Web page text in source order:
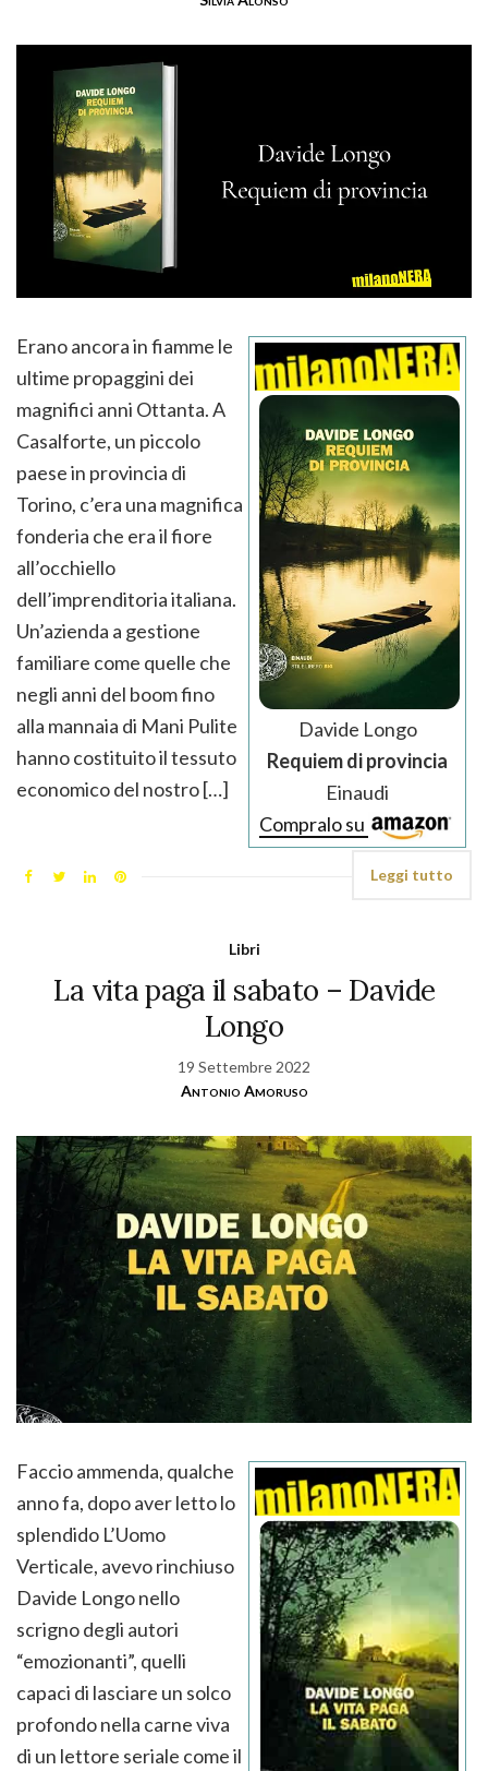
Davide Longo
Requiem di provincia
Einaudi
Compralo su
Erano ancora in fiamme le
ultime propaggini dei
magnifici anni Ottanta. A
Casalforte, un piccolo
paese in provincia di
Torino, c’era una magnifica
fonderia che era il fiore
all’occhiello
dell’imprenditoria italiana.
Un’azienda a gestione
familiare come quelle che
negli anni del boom fino
alla mannaia di Mani Pulite
hanno costituito il tessuto
economico del nostro […]
Leggi tutto
Libri
La vita paga il sabato – Davide
Longo
19 Settembre 2022
Antonio Amoruso
Faccio ammenda, qualche
anno fa, dopo aver letto lo
splendido L’Uomo
Verticale, avevo rinchiuso
Davide Longo nello
scrigno degli autori
“emozionanti”, quelli
capaci di lasciare un solco
profondo nella carne viva
di un lettore seriale come il